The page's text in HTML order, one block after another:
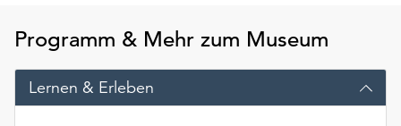
Weitere
Informationen
finden
Sie
Programm & Mehr zum Museum
Lernen & Erleben